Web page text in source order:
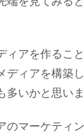
ィアを作るこ
ディアを構築
いかと思いま
マーケティ